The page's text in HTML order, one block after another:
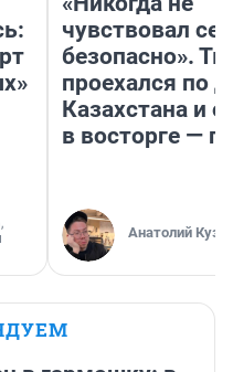
чувствовал
безопасно».
проехался по
Казахстана и
в восторге —
Анатолий